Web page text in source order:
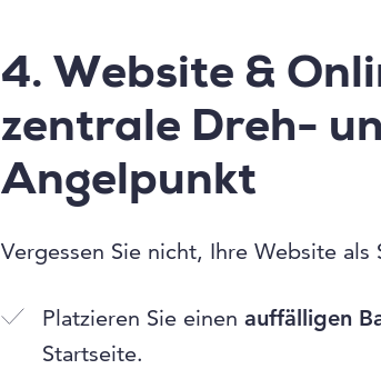
4. Website &
zentrale Dreh-
Angelpunkt
Vergessen Sie nicht, Ihre Website als
Platzieren Sie einen auffälligen
Startseite.